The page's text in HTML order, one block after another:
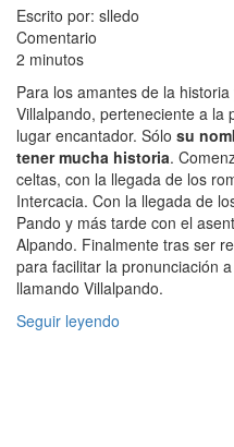
Escrito por: slledo
Comentario
2 minutos
Para los amantes de la
Villalpando, perteneciente a la
lugar encantador. Sólo su
tener mucha historia.
celtas, con la llegada de los
Intercacia. Con la llegada de
Pando y más tarde con el
Alpando. Finalmente tras ser
para facilitar la pronunciación
llamando Villalpando.
Seguir leyendo